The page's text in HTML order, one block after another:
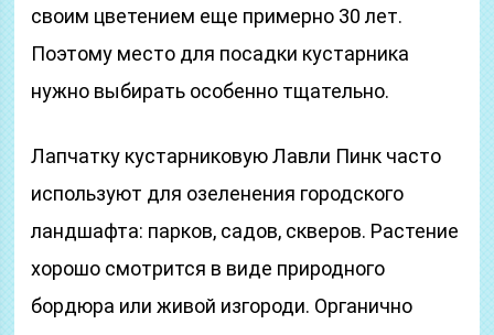
своим цветением еще примерно 30 лет.
Поэтому место для посадки кустарника
нужно выбирать особенно тщательно.
Лапчатку кустарниковую Лавли Пинк часто
используют для озеленения городского
ландшафта: парков, садов, скверов. Растение
хорошо смотрится в виде природного
бордюра или живой изгороди. Органично